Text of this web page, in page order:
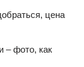
цена
– фото, как